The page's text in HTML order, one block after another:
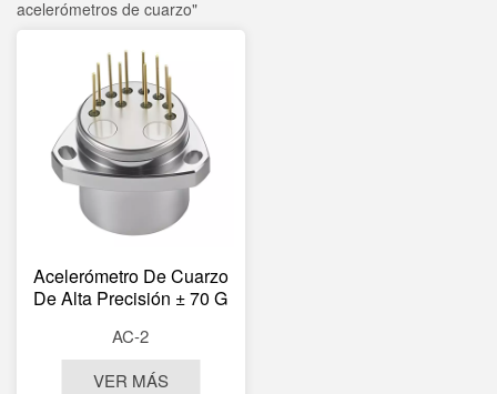
acelerómetros de cuarzo"
Acelerómetro De Cuarzo
De Alta Precisión ± 70 G
Dinámica. Sensor De
Navegación Inercial AC-2.
AC-2
VER MÁS